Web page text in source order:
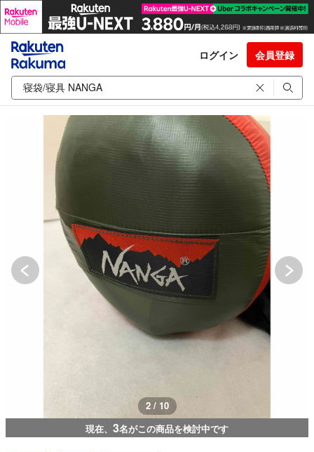
ログイン 会員登録
2 / 10
現在、 3名がこの商品を検討中です